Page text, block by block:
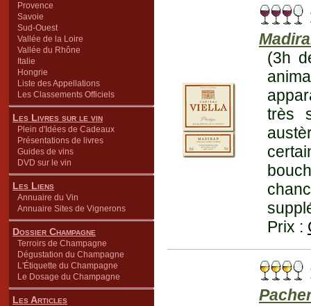
Provence
Savoie
Sud-Ouest
Vallée de la Loire
Vallée du Rhône
Italie
Hongrie
Liste des Appellations
Les Classements Officiels
Les Livres sur le vin
Plein d'Idées de Cadeaux
Présentations de livres
Guides de vins
DVD sur le vin
Les Liens
Annuaire du Vin
Annuaire Sites de Vignerons
Dossier Champagne
Terroirs de Champagne
Dégustation du Champagne
L'Étiquette du Champagne
Le Dosage du Champagne
Les Articles
(3h
très
Prix :